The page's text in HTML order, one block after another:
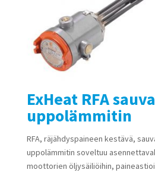
ExHeat RFA
uppolämmitin
RFA, räjähdyspaineen kestävä,
uppolämmitin soveltuu
moottorien öljysäiliöihin,